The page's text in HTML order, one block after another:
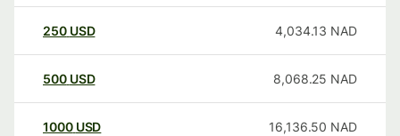
250 USD 4,034.13 NAD
500 USD 8,068.25 NAD
1000 USD 16,136.50 NAD